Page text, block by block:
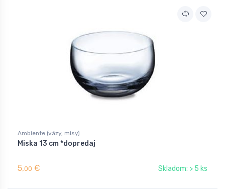
Ambiente (vázy, misy)
Miska 13 cm *dopredaj
5,00 € Skladom: > 5 ks